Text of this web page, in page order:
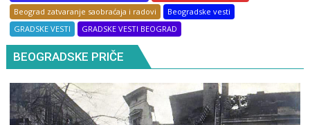
Beograd zatvaranje saobraćaja i radovi
Beogradske vesti
GRADSKE VESTI
GRADSKE VESTI BEOGRAD
BEOGRADSKE PRIČE